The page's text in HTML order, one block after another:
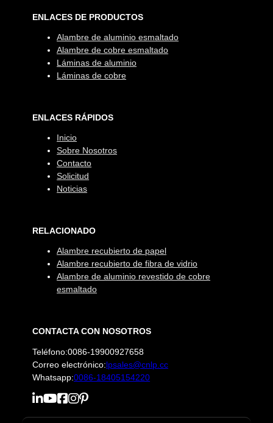
ENLACES DE PRODUCTOS
Alambre de aluminio esmaltado
Alambre de cobre esmaltado
Láminas de aluminio
Láminas de cobre
ENLACES RÁPIDOS
Inicio
Sobre Nosotros
Contacto
Solicitud
Noticias
RELACIONADO
Alambre recubierto de papel
Alambre recubierto de fibra de vidrio
Alambre de aluminio revestido de cobre
esmaltado
CONTACTA CON NOSOTROS
Teléfono:0086-19900927658
Correo electrónico:lpsales@cnlp.cc
Whatsapp:0086-18405154220